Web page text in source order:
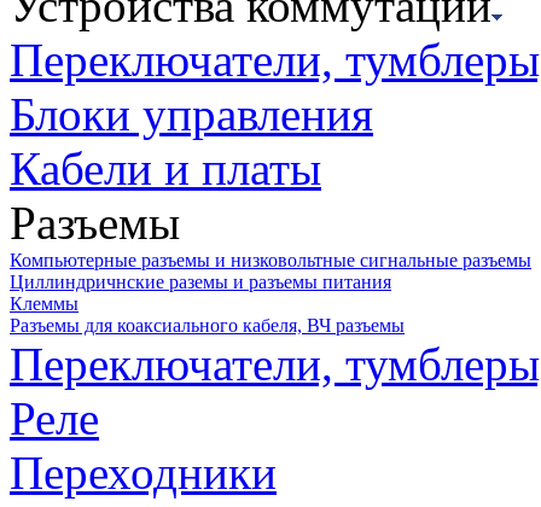
Переключатели,
Блоки управления
Кабели и платы
Разъемы
Компьютерные разъемы и низковольтные сигнальные разъемы
Циллиндричнские раземы и разъемы питания
Клеммы
Разъемы для коаксиального кабеля, ВЧ разъемы
Переключатели,
Реле
Переходники